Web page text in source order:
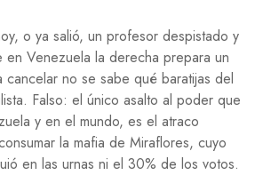
o ya salió, un profesor despistado y
Venezuela la derecha prepara un
cancelar no se sabe qué baratijas del
Falso: el único asalto al poder que
y en el mundo, es el atraco
la mafia de Miraflores, cuyo
en las urnas ni el 30% de los votos.